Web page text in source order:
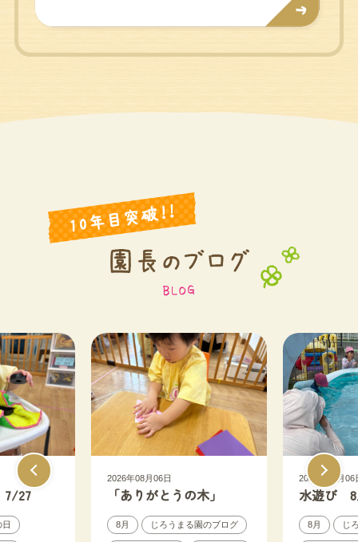
7/27
2026年08月06日
「ありがとうの木」
8月 じろうまる園のブログ
2026年08月06
水遊び
8月 じ